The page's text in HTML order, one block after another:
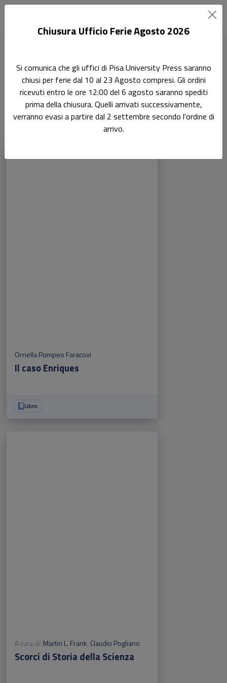
Pisa University Press: Linee Di
Confine
Ornella Pompeo Faracovi
Il caso Enriques
Libro
A cura di: Martin L. Frank, Claudio Pogliano
Scorci di Storia della Scienza
Chiusura Ufficio Ferie Agosto 2026
Si comunica che gli uffici di Pisa University Press saranno
chiusi per ferie dal 10 al 23 Agosto compresi. Gli ordini
ricevuti entro le ore 12:00 del 6 agosto saranno spediti
prima della chiusura. Quelli arrivati successivamente,
verranno evasi a partire dal 2 settembre secondo l'ordine di
arrivo.